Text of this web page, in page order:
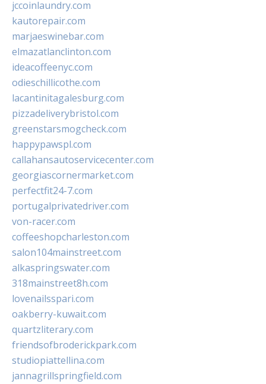
jccoinlaundry.com
kautorepair.com
marjaeswinebar.com
elmazatlanclinton.com
ideacoffeenyc.com
odieschillicothe.com
lacantinitagalesburg.com
pizzadeliverybristol.com
greenstarsmogcheck.com
happypawspl.com
callahansautoservicecenter.com
georgiascornermarket.com
perfectfit24-7.com
portugalprivatedriver.com
von-racer.com
coffeeshopcharleston.com
salon104mainstreet.com
alkaspringswater.com
318mainstreet8h.com
lovenailsspari.com
oakberry-kuwait.com
quartzliterary.com
friendsofbroderickpark.com
studiopiattellina.com
jannagrillspringfield.com